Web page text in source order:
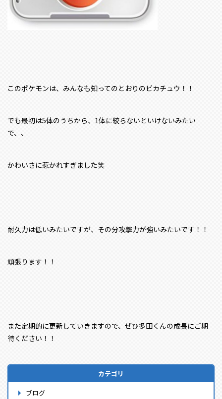
このポケモンは、みんなも知ってのとおりのピカチュウ！！
でも最初は5体のうちから、1体に絞らないといけないみたい
で、、
かわいさに惹かれすぎました笑
耐久力は低いみたいですが、その分攻撃力が強いみたいです！！
頑張ります！！
また定期的に更新していきますので、ぜひ多田くんの成長にご期
待ください！！
カテゴリ
ブログ